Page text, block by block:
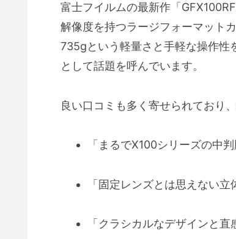
富士フイルムの最新作「
解像度を持つラージフォーマット
735gという軽量さと手軽な操作性
として話題を呼んでいます。
良い口コミも多く寄せられており
「まるでX100シリーズの中
「固定レンズとは思えない立
「クラシカルなデザインと直